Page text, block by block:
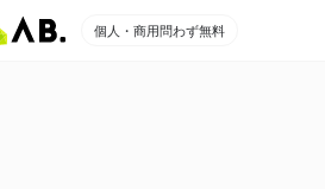
個人・商用問わず無料